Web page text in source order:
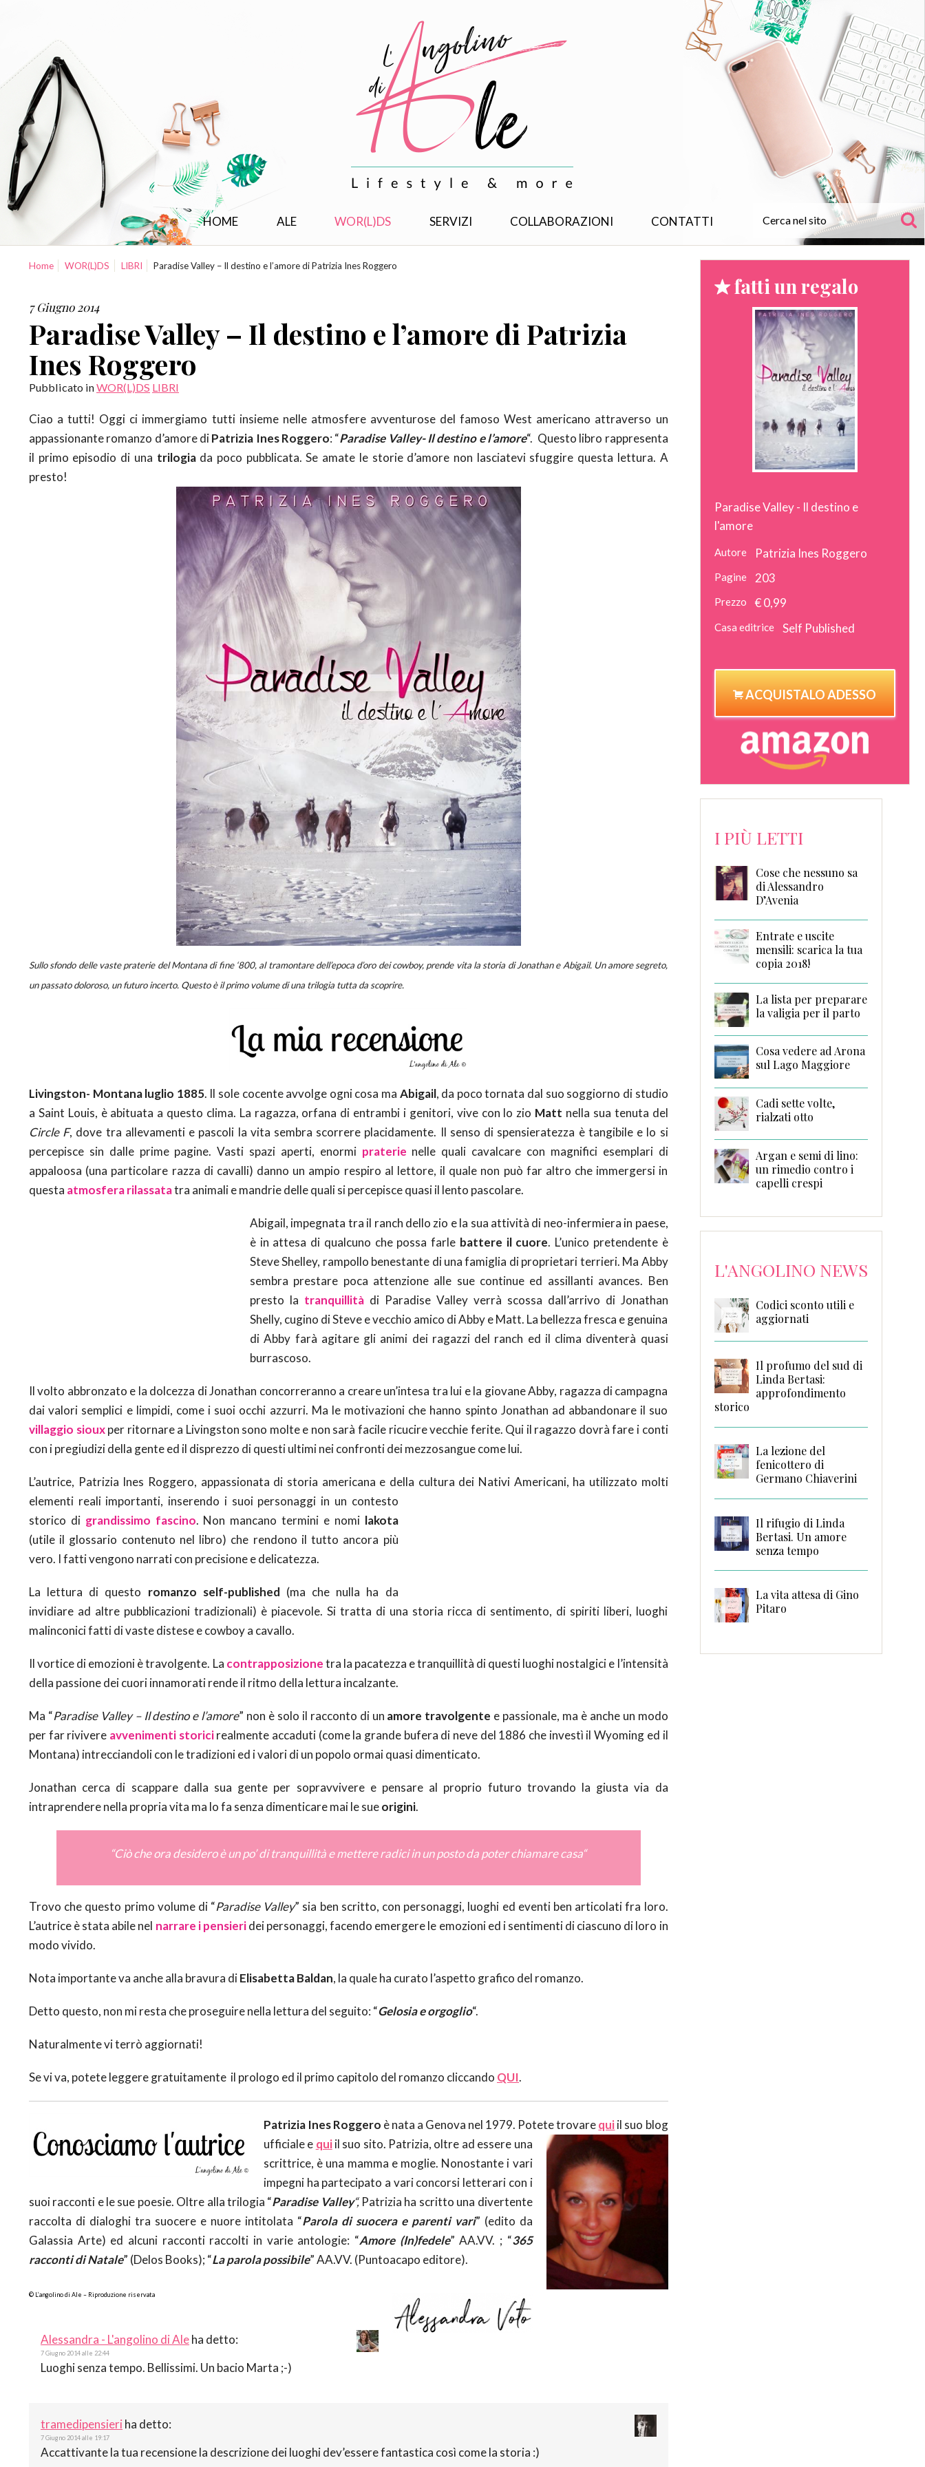
HOME ALE WOR(L)DS SERVIZI COLLABORAZIONI CONTATTI
Home WOR(L)DS LIBRI Paradise Valley – Il destino e l’amore di Patrizia Ines Roggero
7 Giugno 2014
Paradise Valley – Il destino e l’amore di Patrizia
Ines Roggero
Pubblicato inWOR(L)DS LIBRI
Ciao a tutti! Oggi ci immergiamo tutti insieme nelle atmosfere avventurose del famoso West americano attraverso un
appassionante romanzo d’amore diPatrizia Ines Roggero: “Paradise Valley- Il destino e l’amore“. Questo libro rappresenta
il primo episodio di una trilogiada poco pubblicata. Se amate le storie d’amore non lasciatevi sfuggire questa lettura. A
presto!
Sullo sfondo delle vaste praterie del Montana di fine ‘800, al tramontare dell’epoca d’oro dei cowboy, prende vita la storia di Jonathan e Abigail. Un amore segreto,
un passato doloroso, un futuro incerto. Questo è il primo volume di una trilogia tutta da scoprire.
Livingston- Montana luglio 1885. Il sole cocente avvolge ogni cosa ma Abigail, da poco tornata dal suo soggiorno di studio
a Saint Louis, è abituata a questo clima. La ragazza, orfana di entrambi i genitori, vive con lo zio Matt nella sua tenuta del
Circle F, dove tra allevamenti e pascoli la vita sembra scorrere placidamente. Il senso di spensieratezza è tangibile e lo si
percepisce sin dalle prime pagine. Vasti spazi aperti, enormi praterie nelle quali cavalcare con magnifici esemplari di
appaloosa (una particolare razza di cavalli) danno un ampio respiro al lettore, il quale non può far altro che immergersi in
questa atmosfera rilassatatra animali e mandrie delle quali si percepisce quasi il lento pascolare.
Abigail, impegnata tra il ranch dello zio e la sua attività di neo-infermiera in paese,
è in attesa di qualcuno che possa farle battere il cuore. L’unico pretendente è
Steve Shelley, rampollo benestante di una famiglia di proprietari terrieri. Ma Abby
sembra prestare poca attenzione alle sue continue ed assillanti avances. Ben
presto la tranquillità di Paradise Valley verrà scossa dall’arrivo di Jonathan
Shelly, cugino di Steve e vecchio amico di Abby e Matt. La bellezza fresca e genuina
di Abby farà agitare gli animi dei ragazzi del ranch ed il clima diventerà quasi
burrascoso.
Il volto abbronzato e la dolcezza di Jonathan concorreranno a creare un’intesa tra lui e la giovane Abby, ragazza di campagna
dai valori semplici e limpidi, come i suoi occhi azzurri. Ma le motivazioni che hanno spinto Jonathan ad abbandonare il suo
villaggio siouxper ritornare a Livingston sono molte e non sarà facile ricucire vecchie ferite. Qui il ragazzo dovrà fare i conti
con i pregiudizi della gente ed il disprezzo di questi ultimi nei confronti dei mezzosangue come lui.
L’autrice, Patrizia Ines Roggero, appassionata di storia americana e della cultura dei Nativi Americani, ha utilizzato molti
elementi reali importanti, inserendo i suoi personaggi in un contesto
storico digrandissimo fascino. Non mancano termini e nomi lakota
(utile il glossario contenuto nel libro) che rendono il tutto ancora più
vero. I fatti vengono narrati con precisione e delicatezza.
La lettura di questo romanzo self-published (ma che nulla ha da
invidiare ad altre pubblicazioni tradizionali) è piacevole. Si tratta di una storia ricca di sentimento, di spiriti liberi, luoghi
malinconici fatti di vaste distese e cowboy a cavallo.
Il vortice di emozioni è travolgente. La contrapposizionetra la pacatezza e tranquillità di questi luoghi nostalgici e l’intensità
della passione dei cuori innamorati rende il ritmo della lettura incalzante.
Ma “Paradise Valley – Il destino e l’amore” non è solo il racconto di un amore travolgente e passionale, ma è anche un modo
per far rivivere avvenimenti storicirealmente accaduti (come la grande bufera di neve del 1886 che investì il Wyoming ed il
Montana) intrecciandoli con le tradizioni ed i valori di un popolo ormai quasi dimenticato.
Jonathan cerca di scappare dalla sua gente per sopravvivere e pensare al proprio futuro trovando la giusta via da
intraprendere nella propria vita ma lo fa senza dimenticare mai le sueorigini.
“Ciò che ora desidero è un po’ di tranquillità e mettere radici in un posto da poter chiamare casa“
Trovo che questo primo volume di “Paradise Valley” sia ben scritto, con personaggi, luoghi ed eventi ben articolati fra loro.
L’autrice è stata abile nel narrare i pensieridei personaggi, facendo emergere le emozioni ed i sentimenti di ciascuno di loro in
modo vivido.
Nota importante va anche alla bravura diElisabetta Baldan, la quale ha curato l’aspetto grafico del romanzo.
Detto questo, non mi resta che proseguire nella lettura del seguito: “Gelosia e orgoglio“.
Naturalmente vi terrò aggiornati!
Se vi va, potete leggere gratuitamente il prologo ed il primo capitolo del romanzo cliccando QUI.
Patrizia Ines Roggero è nata a Genova nel 1979. Potete trovarequiil suo blog
ufficiale e quiil suo sito. Patrizia, oltre ad essere una
scrittrice, è una mamma e moglie. Nonostante i vari
impegni ha partecipato a vari concorsi letterari con i
suoi racconti e le sue poesie. Oltre alla trilogia “Paradise Valley“, Patrizia ha scritto una divertente
raccolta di dialoghi tra suocere e nuore intitolata “Parola di suocera e parenti vari” (edito da
Galassia Arte) ed alcuni racconti raccolti in varie antologie: “Amore (In)fedele” AA.VV. ; “365
racconti di Natale” (Delos Books); “La parola possibile” AA.VV. (Puntoacapo editore).
© L’angolino di Ale – Riproduzione riservata
Alessandra - L'angolino di Aleha detto:
7 Giugno 2014 alle 22:44
Luoghi senza tempo. Bellissimi. Un bacio Marta ;-)
tramedipensieri ha detto:
7 Giugno 2014 alle 19:17
Accattivante la tua recensione la descrizione dei luoghi dev’essere fantastica così come la storia :)
fatti un regalo
Paradise Valley - Il destino e
l'amore
Autore Patrizia Ines Roggero
Pagine 203
Prezzo € 0,99
Casa editrice Self Published
ACQUISTALO ADESSO
I PIÙ LETTI
Cose che nessuno sa
di Alessandro
D’Avenia
Entrate e uscite
mensili: scarica la tua
copia 2018!
La lista per preparare
la valigia per il parto
Cosa vedere ad Arona
sul Lago Maggiore
Cadi sette volte,
rialzati otto
Argan e semi di lino:
un rimedio contro i
capelli crespi
L'ANGOLINO NEWS
Codici sconto utili e
aggiornati
Il profumo del sud di
Linda Bertasi:
approfondimento
storico
La lezione del
fenicottero di
Germano Chiaverini
Il rifugio di Linda
Bertasi. Un amore
senza tempo
La vita attesa di Gino
Pitaro